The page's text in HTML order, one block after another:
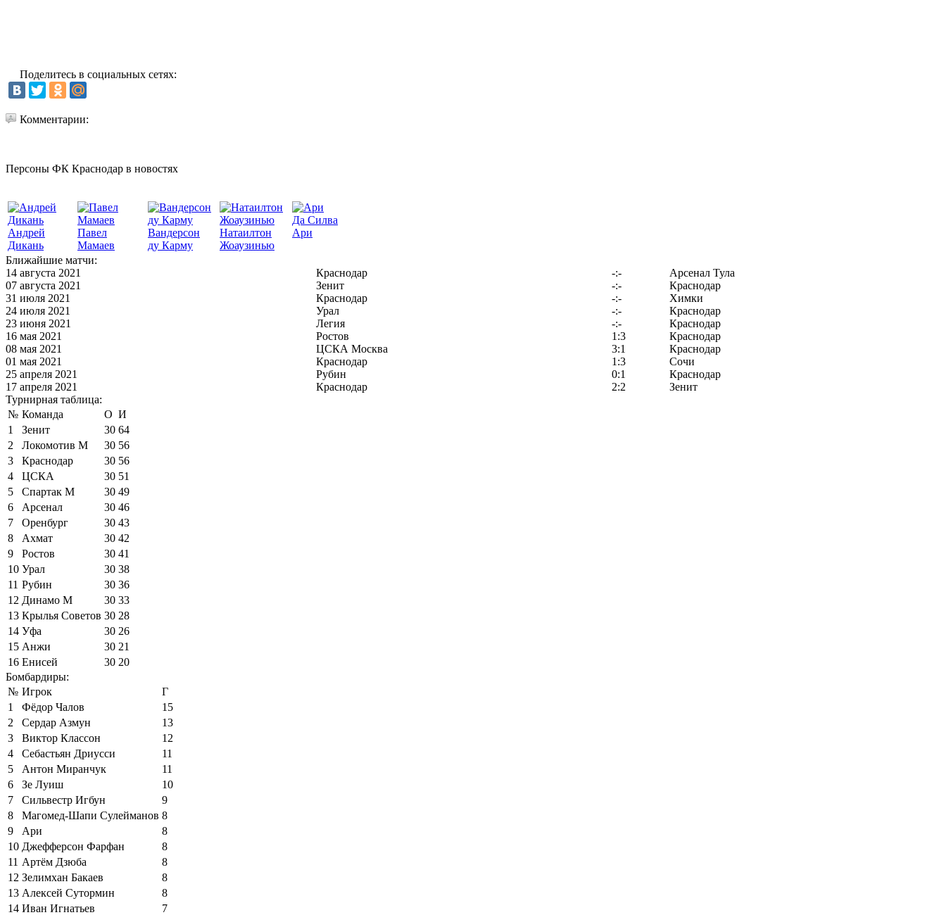
Поделитесь в социальных сетях:
Комментарии:
Персоны ФК Краснодар в новостях
Андрей
Дикань
Павел
Мамаев
Вандерсон
ду Карму
Натаилтон
Жоаузинью
Да Силва
Ари
Ближайшие матчи:
14 августа 2021
Краснодар -:-
Арсенал Тула
07 августа 2021
Зенит -:-
Краснодар
31 июля 2021
Краснодар -:-
Химки
24 июля 2021
Урал -:-
Краснодар
23 июня 2021
Легия -:-
Краснодар
16 мая 2021
Ростов 1:3
Краснодар
08 мая 2021
ЦСКА Москва 3:1
Краснодар
01 мая 2021
Краснодар 1:3
Сочи
25 апреля 2021
Рубин 0:1
Краснодар
17 апреля 2021
Краснодар 2:2
Зенит
Турнирная таблица:
№ Команда О И
1
Зенит 30 64
2
Локомотив М 30 56
3
Краснодар 30 56
4
ЦСКА 30 51
5
Спартак М 30 49
6
Арсенал 30 46
7
Оренбург 30 43
8
Ахмат 30 42
9
Ростов 30 41
10 Урал 30 38
11 Рубин 30 36
12 Динамо М 30 33
13 Крылья Советов 30 28
14 Уфа 30 26
15 Анжи 30 21
16 Енисей 30 20
Бомбардиры:
№ Игрок
Г
1
Фёдор Чалов
15
2
Сердар Азмун
13
3
Виктор Классон
12
4
Себастьян Дриусси
11
5
Антон Миранчук
11
6
Зе Луиш
10
7
Сильвестр Игбун
9
8
Магомед-Шапи Сулейманов 8
9
Ари
8
10 Джефферсон Фарфан
8
11 Артём Дзюба
8
12 Зелимхан Бакаев
8
13 Алексей Сутормин
8
14 Иван Игнатьев
7